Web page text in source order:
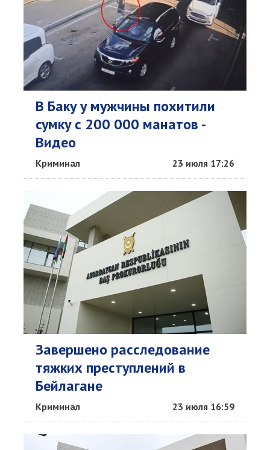
В Баку у мужчины похитили
сумку с 200 000 манатов -
Видео
Криминал 23 июля 17:26
Завершено расследование
тяжких преступлений в
Бейлагане
Криминал 23 июля 16:59